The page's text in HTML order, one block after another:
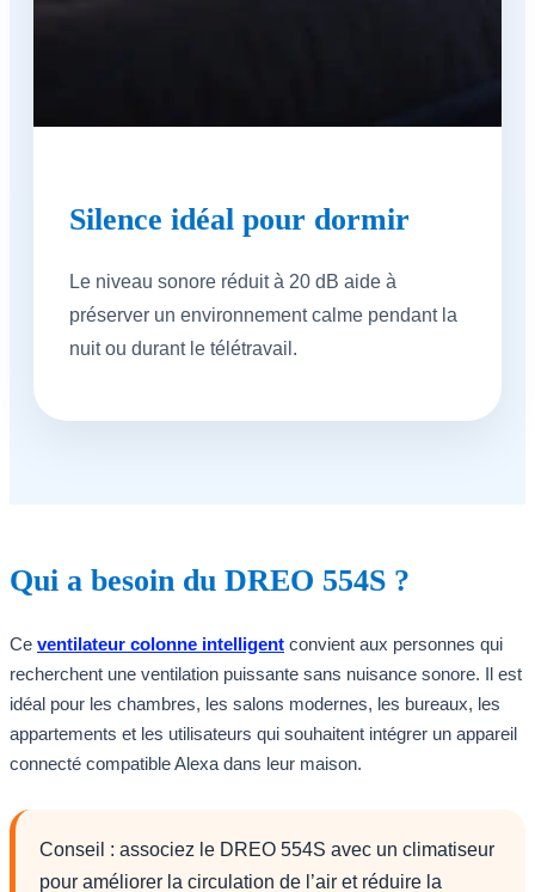
Silence idéal pour dormir
Le niveau sonore réduit à 20 dB aide à
préserver un environnement calme pendant la
nuit ou durant le télétravail.
Qui a besoin du DREO 554S ?
Ce ventilateur colonne intelligent convient aux personnes qui
recherchent une ventilation puissante sans nuisance sonore. Il est
idéal pour les chambres, les salons modernes, les bureaux, les
appartements et les utilisateurs qui souhaitent intégrer un appareil
connecté compatible Alexa dans leur maison.
Conseil : associez le DREO 554S avec un climatiseur
pour améliorer la circulation de l’air et réduire la